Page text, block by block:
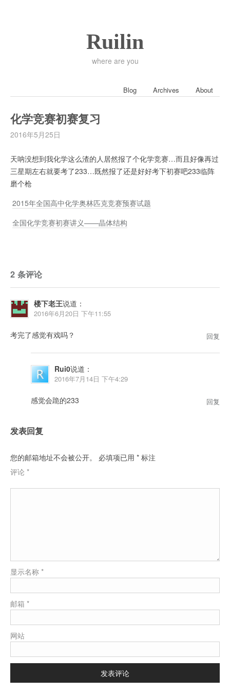
Ruilin
where are you
Blog Archives About
化学竞赛初赛复习
2016年5月25日
天呐没想到我化学这么渣的人居然报了个化学竞赛…而且好像再过
三星期左右就要考了233…既然报了还是好好考下初赛吧233临阵
磨个枪
2015年全国高中化学奥林匹克竞赛预赛试题
全国化学竞赛初赛讲义——晶体结构
2 条评论
楼下老王说道：
2016年6月20日 下午11:55
考完了感觉有戏吗？ 回复
Rui0说道：
2016年7月14日 下午4:29
感觉会跪的233 回复
发表回复
您的邮箱地址不会被公开。 必填项已用 * 标注
评论 *
显示名称 *
邮箱 *
网站
发表评论